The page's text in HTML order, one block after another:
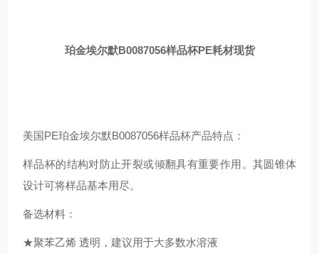
珀金埃尔默B0087056样品杯PE耗材现货
美国PE珀金埃尔默B0087056样品杯产品特点：
样品杯的结构对防止开裂或倾翻具有重要作用。其圆锥体
设计可将样品基本用尽。
备选材料：
★聚苯乙烯 透明，建议用于大多数水溶液